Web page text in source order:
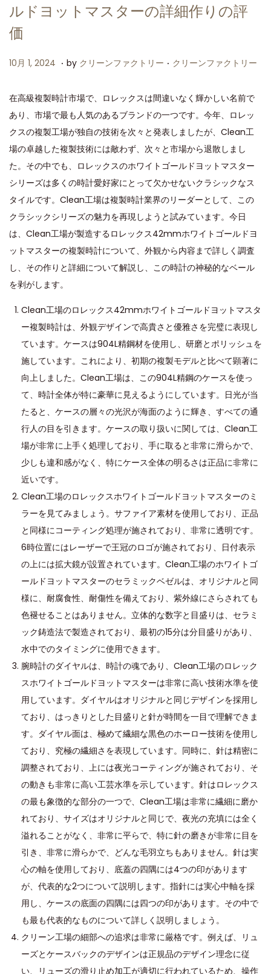
ルドヨットマスターの詳細作りの評
価
P
s
t
e
d
o
n
10月 1, 2024
月
1
,
2
0
2
4
. by クリーンファクトリー . P
s
t
e
d
i
n
クリーンファクトリー
在高級複製時計市場で、ロレックスは間違いなく輝かしい名前で
あり、市場で最も人気のあるブランドの一つです。今年、ロレッ
クスの複製工場が独自の技術を次々と発表しましたが、Clean工
場の卓越した複製技術には敵わず、次々と市場から退散しまし
た。その中でも、ロレックスのホワイトゴールドヨットマスター
シリーズは多くの時計愛好家にとって欠かせないクラシックなス
タイルです。Clean工場は複製時計業界のリーダーとして、この
クラシックシリーズの魅力を再現しようと試みています。今日
は、Clean工場が製造するロレックス42mmホワイトゴールドヨ
ットマスターの複製時計について、外観から内容まで詳しく調査
し、その作りと詳細について解説し、この時計の神秘的なベール
を剥がします。
Clean工場のロレックス42mmホワイトゴールドヨットマスタ
ー複製時計は、外観デザインで高貴さと優雅さを完璧に表現し
ています。ケースは904L精鋼材を使用し、研磨とポリッシュを
施しています。これにより、初期の複製モデルと比べて顕著に
向上しました。Clean工場は、この904L精鋼のケースを使っ
て、時計全体が特に豪華に見えるようにしています。日光が当
たると、ケースの層々の光沢が海面のように輝き、すべての通
行人の目を引きます。ケースの取り扱いに関しては、Clean工
場が非常に上手く処理しており、手に取ると非常に滑らかで、
少しも違和感がなく、特にケース全体の明るさは正品に非常に
近いです。
Clean工場のロレックスホワイトゴールドヨットマスターのミ
ラーを見てみましょう。サファイア素材を使用しており、正品
と同様にコーティング処理が施されており、非常に透明です。
6時位置にはレーザーで王冠のロゴが施されており、日付表示
の上には拡大鏡が設置されています。Clean工場のホワイトゴ
ールドヨットマスターのセラミックベゼルは、オリジナルと同
様に、耐腐食性、耐傷性を備えており、紫外線にさらされても
色褪せることはありません。立体的な数字と目盛りは、セラミ
ック鋳造法で製造されており、最初の15分は分目盛りがあり、
水中でのタイミングに使用できます。
腕時計のダイヤルは、時計の魂であり、Clean工場のロレック
スホワイトゴールドヨットマスターは非常に高い技術水準を使
用しています。ダイヤルはオリジナルと同じデザインを採用し
ており、はっきりとした目盛りと針が時間を一目で理解できま
す。ダイヤル面は、極めて繊細な黒色のホーロー技術を使用し
ており、究極の繊細さを表現しています。同時に、針は精密に
調整されており、上には夜光コーティングが施されており、そ
の動きも非常に高い工芸水準を示しています。針はロレックス
の最も象徴的な部分の一つで、Clean工場は非常に繊細に磨か
れており、サイズはオリジナルと同じで、夜光の充填には全く
溢れることがなく、非常に平らで、特に針の磨きが非常に目を
引き、非常に滑らかで、どんな毛羽立ちもありません。針は実
心の軸を使用しており、底蓋の四隅には4つの印があります
が、代表的な2つについて説明します。指針には実心中軸を採
用し、ケースの底面の四隅には四つの印があります。その中で
も最も代表的なものについて詳しく説明しましょう。
クリーン工場の細部への追求は非常に厳格です。例えば、リュ
ーズとケースバックのデザインは正規品のデザイン理念に従
い、リューズの滑り止め加工が適切に行われているため、操作